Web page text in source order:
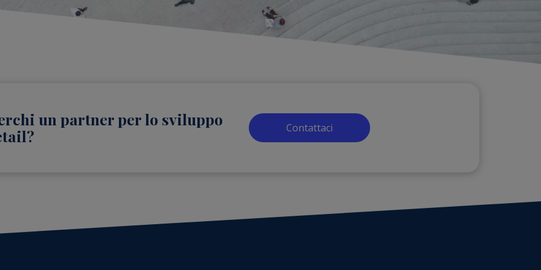
un partner per lo sviluppo
Contattaci